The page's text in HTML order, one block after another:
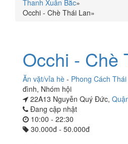
Thanh Xuân Bắc»
Occhi - Chè Thái Lan»
Occhi - Chè
Ăn vặt/vỉa hè - Phong Cách
đình, Nhóm hội
22A13 Nguyễn Quý Đức,
Đang cập nhật
10:00 - 22:30
30.000đ - 50.000đ